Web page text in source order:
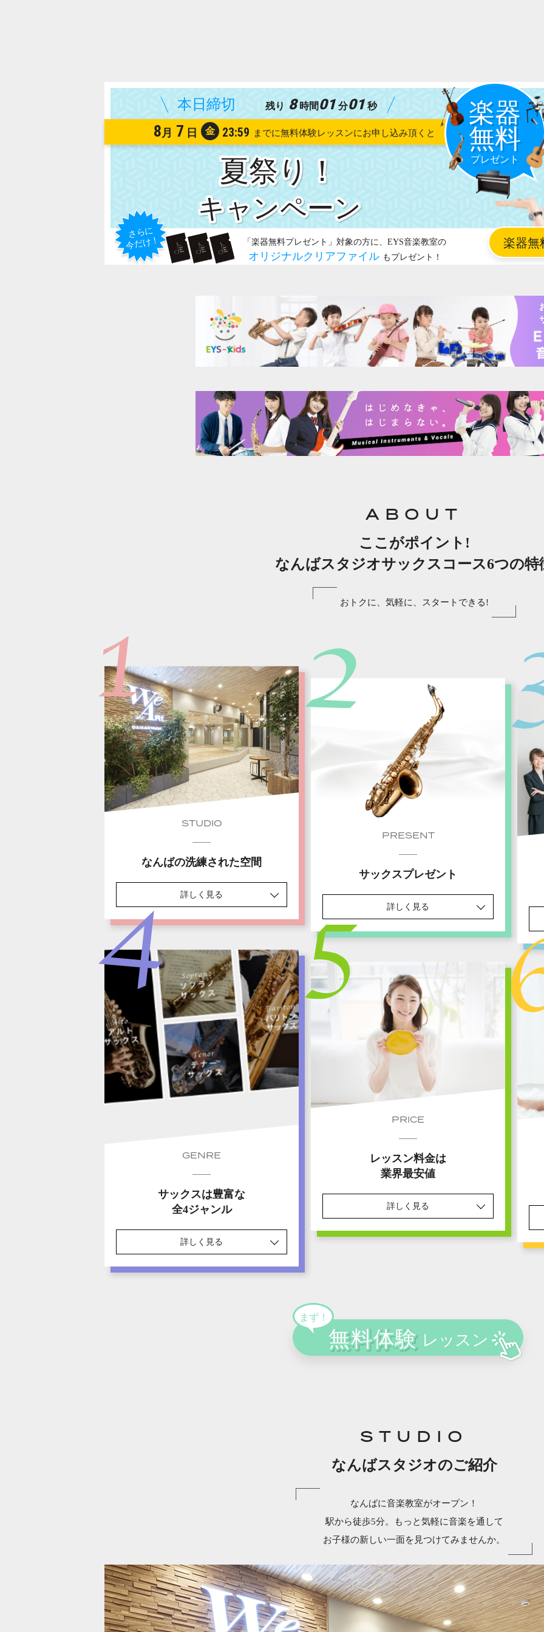
夏祭り！
8月 7 日 金 23:59
残り 8 時間 00 分59 秒
ABOUT
ここがポイント!
なんばスタジオサックスコース6つの特
おトクに、気軽に、スタートできる!
STUDIO
なんばの洗練された空間
詳しく見る
PRESENT
サックスプレゼント
詳しく見る
GENRE
サックスは豊富な
全4ジャンル
詳しく見る
PRICE
レッスン料金は
業界最安値
詳しく見る
STUDIO
なんばスタジオのご紹介
なんばに音楽教室がオープン！
駅から徒歩5分。もっと気軽に音楽を通して
お子様の新しい一面を見つけてみませんか。